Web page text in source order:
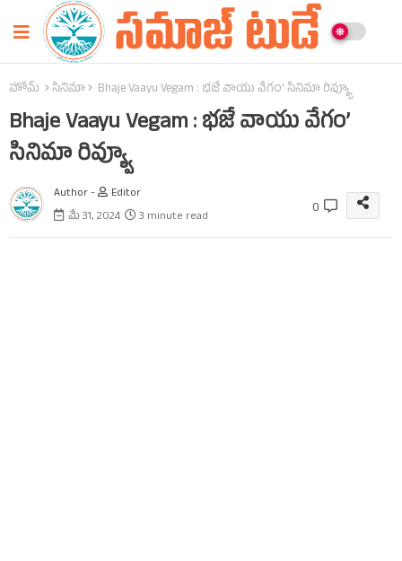
హోమ్ సినిమా Bhaje Vaayu Vegam : భజే వాయు వేగం’ సినిమా రివ్య్వూ
Bhaje Vaayu Vegam : భజే వాయు వేగం’
సినిమా రివ్య్వూ
Author -
Editor
మే 31, 2024
3 minute read 0